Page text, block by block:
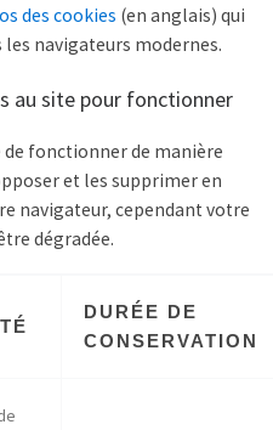
des cookies (en anglais) qui
navigateurs modernes.
au site pour fonctionner
fonctionner de manière
et les supprimer en
navigateur, cependant votre
dégradée.
DURÉE DE
CONSERVATION